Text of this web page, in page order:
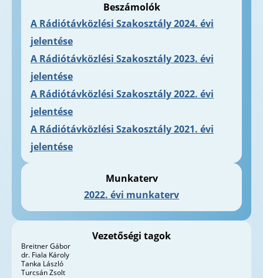
Beszámolók
A Rádiótávközlési Szakosztály 2024. évi
jelentése
A Rádiótávközlési Szakosztály 2023. évi
jelentése
A Rádiótávközlési Szakosztály 2022. évi
jelentése
A Rádiótávközlési Szakosztály 2021. évi
jelentése
Munkaterv
2022. évi munkaterv
Vezetőségi tagok
Breitner Gábor
dr. Fiala Károly
Tanka László
Turcsán Zsolt